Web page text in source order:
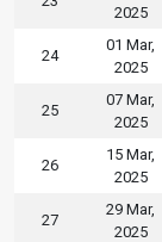
2025
24
01 Mar,
2025
25
07 Mar,
2025
26
15 Mar,
2025
27
29 Mar,
2025